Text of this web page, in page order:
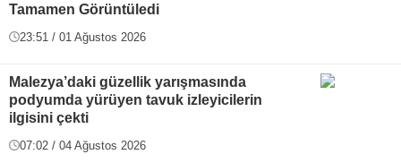
Tamamen Görüntüledi
23:51 / 01 Ağustos 2026
Malezya’daki güzellik yarışmasında
podyumda yürüyen tavuk izleyicilerin
ilgisini çekti
07:02 / 04 Ağustos 2026